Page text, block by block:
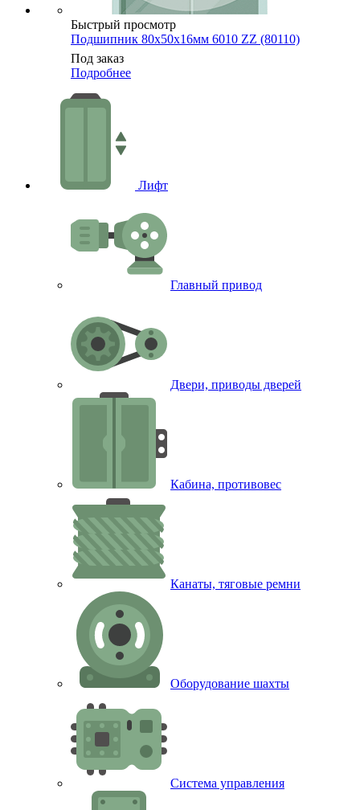
Быстрый просмотр
Подшипник 80х50х16мм 6010 ZZ (80110)
Под заказ
Подробнее
Лифт
Главный привод
Двери, приводы дверей
Кабина, противовес
Канаты, тяговые ремни
Оборудование шахты
Система управления